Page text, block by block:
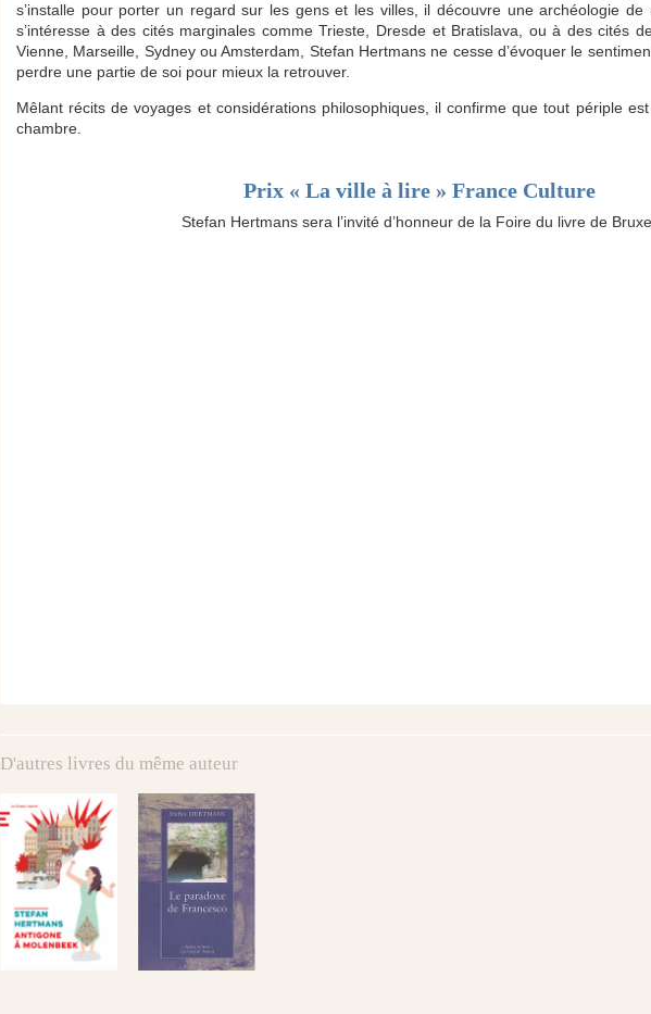
s’installe pour porter un regard sur les gens et les villes, il découvre une archéologie de
s’intéresse à des cités marginales comme Trieste, Dresde et Bratislava, ou à des cités
Vienne, Marseille, Sydney ou Amsterdam, Stefan Hertmans ne cesse d’évoquer le
perdre une partie de soi pour mieux la retrouver.
Mêlant récits de voyages et considérations philosophiques, il confirme que tout périple
chambre.
Prix « La ville à lire » France Culture
Stefan Hertmans sera l’invité d’honneur de la Foire du livre de
D'autres livres du même auteur